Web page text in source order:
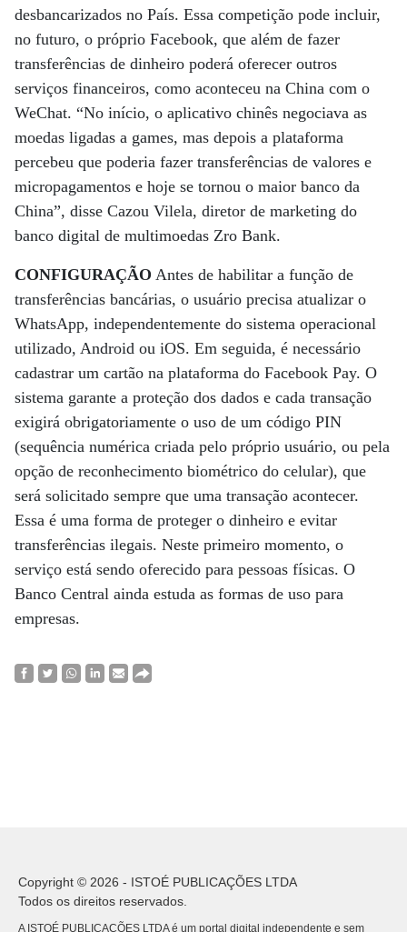
desbancarizados no País. Essa competição pode incluir,
no futuro, o próprio Facebook, que além de fazer
transferências de dinheiro poderá oferecer outros
serviços financeiros, como aconteceu na China com o
WeChat. “No início, o aplicativo chinês negociava as
moedas ligadas a games, mas depois a plataforma
percebeu que poderia fazer transferências de valores e
micropagamentos e hoje se tornou o maior banco da
China”, disse Cazou Vilela, diretor de marketing do
banco digital de multimoedas Zro Bank.
CONFIGURAÇÃO Antes de habilitar a função de
transferências bancárias, o usuário precisa atualizar o
WhatsApp, independentemente do sistema operacional
utilizado, Android ou iOS. Em seguida, é necessário
cadastrar um cartão na plataforma do Facebook Pay. O
sistema garante a proteção dos dados e cada transação
exigirá obrigatoriamente o uso de um código PIN
(sequência numérica criada pelo próprio usuário, ou pela
opção de reconhecimento biométrico do celular), que
será solicitado sempre que uma transação acontecer.
Essa é uma forma de proteger o dinheiro e evitar
transferências ilegais. Neste primeiro momento, o
serviço está sendo oferecido para pessoas físicas. O
Banco Central ainda estuda as formas de uso para
empresas.
Copyright © 2026 - ISTOÉ PUBLICAÇÕES LTDA
Todos os direitos reservados.
A ISTOÉ PUBLICAÇÕES LTDA é um portal digital independente e sem